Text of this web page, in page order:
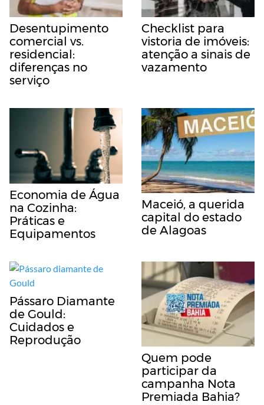
Desentupimento
comercial vs.
residencial:
diferenças no
serviço
Checklist para
vistoria de imóveis:
atenção a sinais de
vazamento
Economia de Água
na Cozinha:
Práticas e
Equipamentos
Maceió, a querida
capital do estado
de Alagoas
Pássaro Diamante
de Gould:
Cuidados e
Reprodução
Quem pode
participar da
campanha Nota
Premiada Bahia?